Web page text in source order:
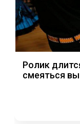
Ролик
смеяться